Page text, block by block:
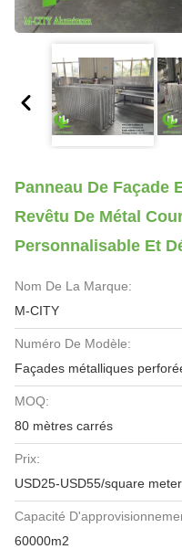
Panneau De Façade
Revêtu De Métal
Personnalisable Et
Nom De La Marque:
M-CITY
Numéro De Modèle:
Façades métalliques
MOQ:
80 mètres carrés
Prix:
USD25-USD55/square meter
Capacité
60000m2